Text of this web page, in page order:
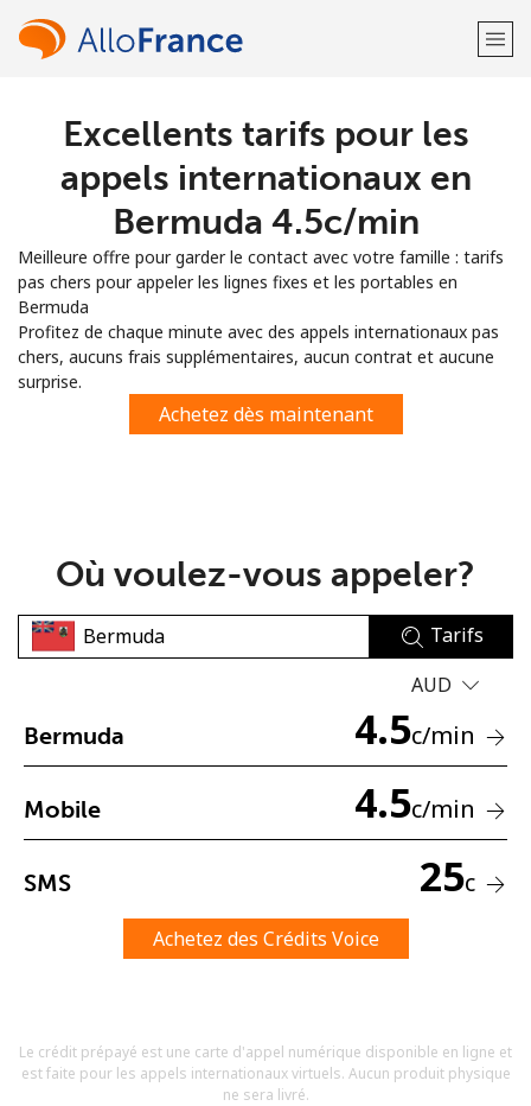
Bienvenue!
Vous avez déjà un compte?
S'enregistrer avec
ou
Aucun mot de passe créé
Un numéro
En créant un compte sur ce site, j'accepte les présentes
Conditions générales.
Excellents tarifs pour les
appels internationaux en
Bermuda ⁦4.5c⁩/min
Meilleure offre pour garder le contact avec votre famille : tarifs
pas chers pour appeler les lignes fixes et les portables en
Bermuda
Profitez de chaque minute avec des appels internationaux pas
chers, aucuns frais supplémentaires, aucun contrat et aucune
surprise.
Achetez dès maintenant
Où voulez-vous appeler?
Tarifs
AUD
Bermuda 4.5c/min
Mobile 4.5c/min
SMS 25c
Achetez des Crédits Voice
Le crédit prépayé est une carte d'appel numérique disponible en ligne et
est faite pour les appels internationaux virtuels. Aucun produit physique
ne sera livré.